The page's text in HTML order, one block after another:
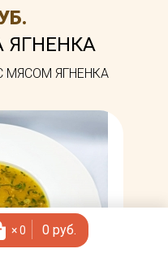
×0 0 руб.
ЯГНЕНКА
МЯСОМ ЯГНЕНКА